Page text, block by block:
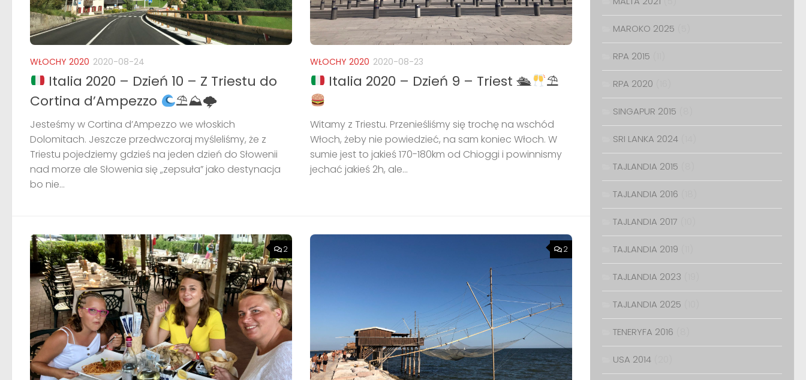
WŁOCHY 2020 2020-08-24
Italia 2020 – Dzień 10 – Z Triestu do
Cortina d’Ampezzo
⛱⛰🌩
Jesteśmy w Cortina d’Ampezzo we włoskich
Dolomitach. Jeszcze przedwczoraj myśleliśmy, że z
Triestu pojedziemy gdzieś na jeden dzień do Słowenii
nad morze ale Słowenia się „zepsuła” jako destynacja
bo nie...
WŁOCHY 2020 2020-08-23
Italia 2020 – Dzień 9 – Triest 🛳 ⛱
Witamy z Triestu. Przenieśliśmy się trochę na wschód
Włoch, żeby nie powiedzieć, na sam koniec Włoch. W
sumie jest to jakieś 170-180km od Chioggi i powinnismy
jechać jakieś 2h, ale...
2 2
MAROKO 2025
RPA 2015
RPA 2020
SINGAPUR 2015
SRI LANKA 2024
TAJLANDIA 2015
TAJLANDIA 2016
TAJLANDIA 2017
TAJLANDIA 2019
TAJLANDIA 2023
TAJLANDIA 2025
TENERYFA 2016
USA 2014